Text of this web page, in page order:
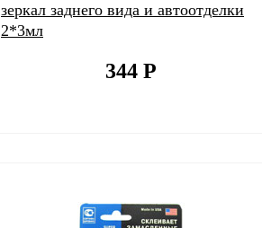
зеркал заднего вида и автоотделки
2*3мл
344 Р